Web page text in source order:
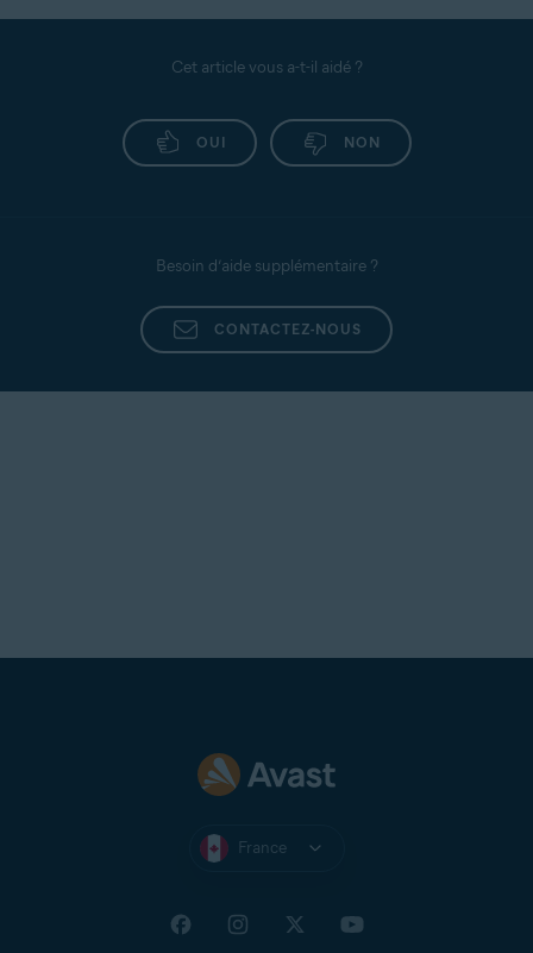
Cet article vous a-t-il aidé ?
OUI NON
Besoin d’aide supplémentaire ?
CONTACTEZ-NOUS
France